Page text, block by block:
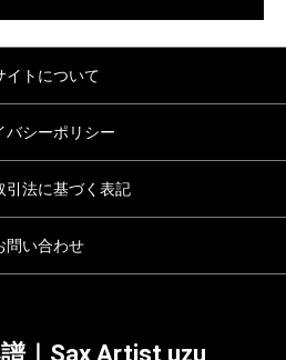
イトについて
バシーポリシー
引法に基づく表記
問い合わせ
｜Sax Artist uzu